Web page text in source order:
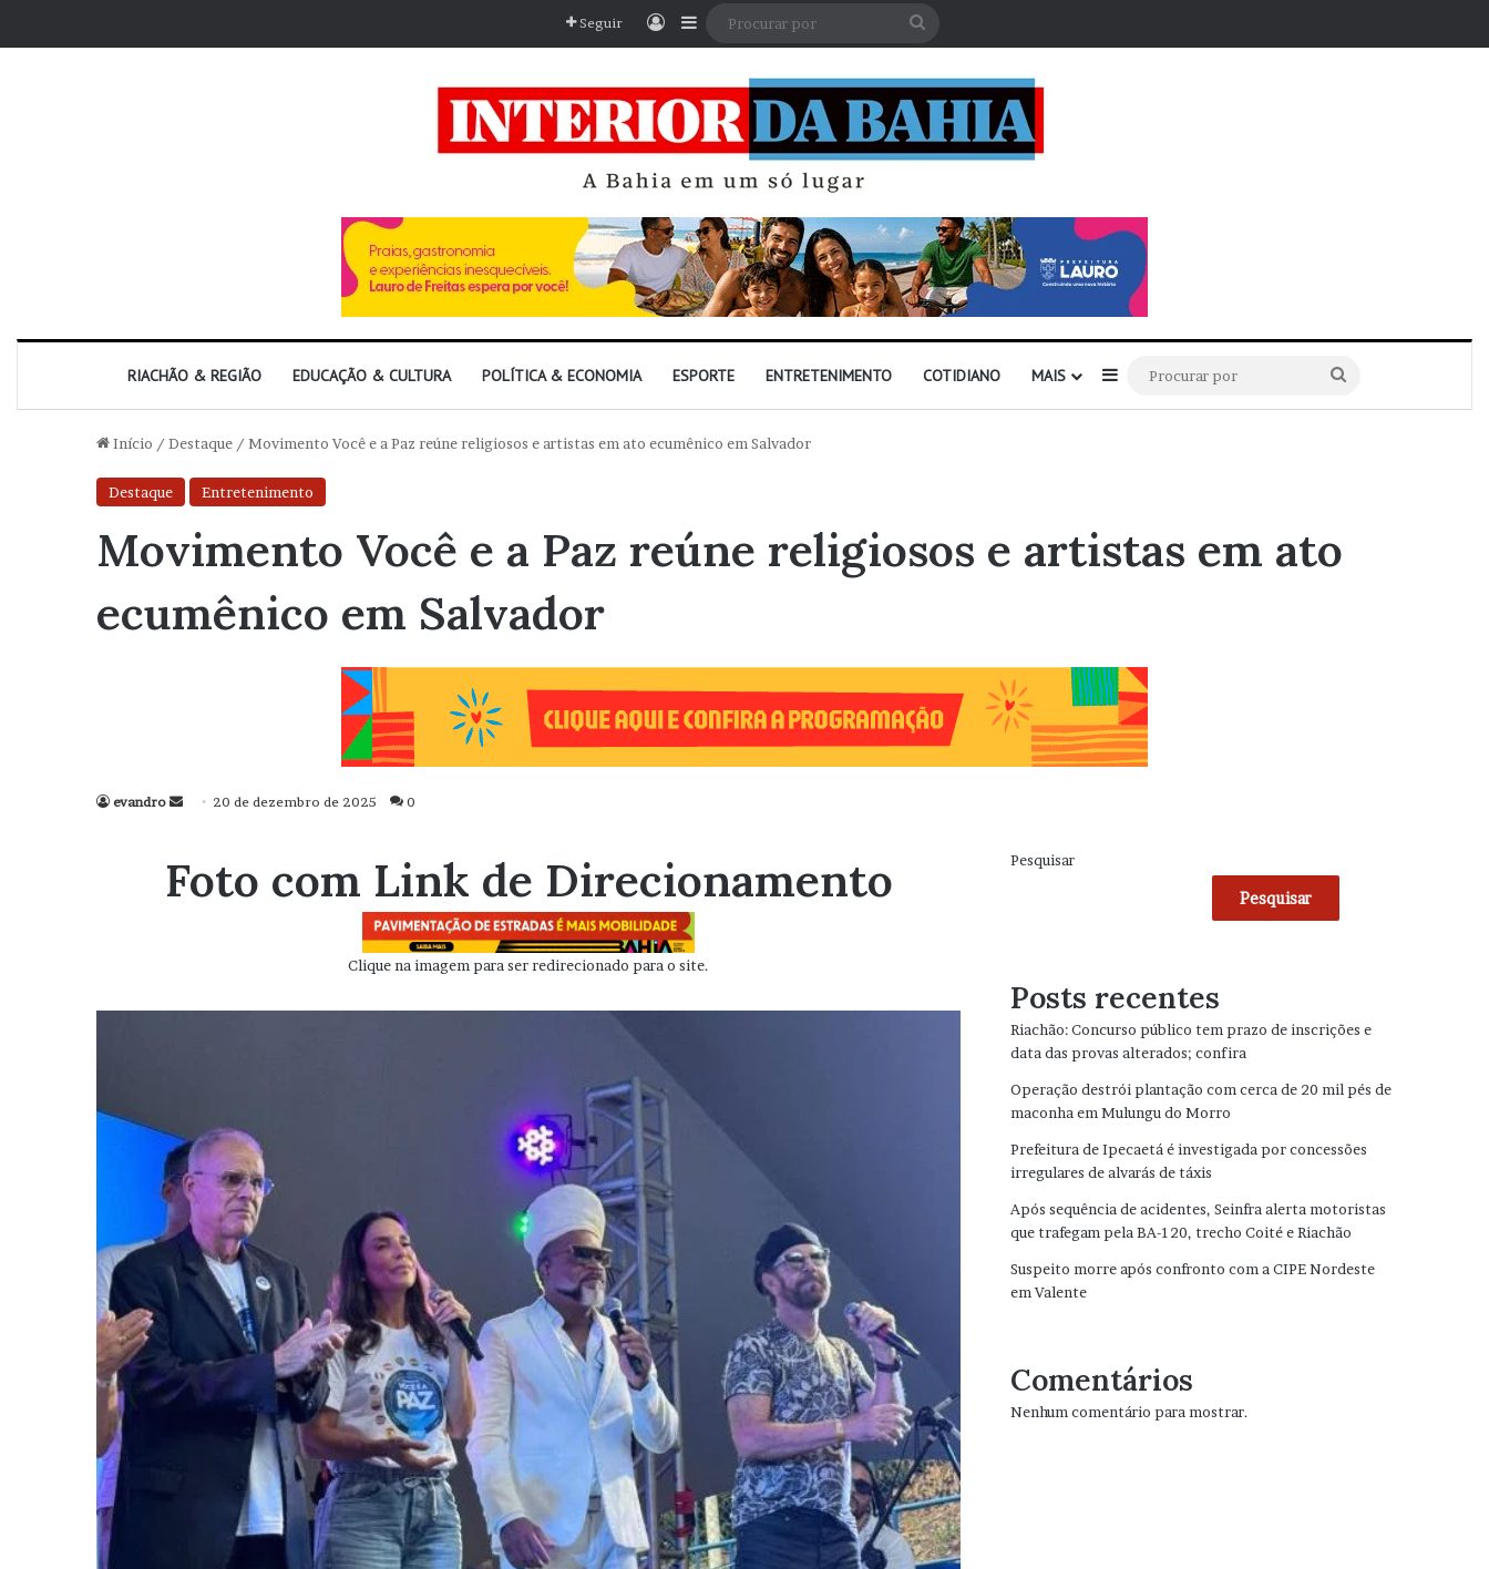
Seguir EntrarBarra Lateral
RIACHÃO & REGIÃO EDUCAÇÃO & CULTURA POLÍTICA & ECONOMIA ESPORTE ENTRETENIMENTO COTIDIANO MAIS Barra Lateral
por
Início / Destaque / Movimento Você e a Paz reúne religiosos e artistas em ato ecumênico em Salvador
Destaque Entretenimento
Movimento Você e a Paz reúne religiosos e artistas em ato
ecumênico em Salvador
evandro
Mande
mail
20 de dezembro de 2025 0
Foto com Link de Direcionamento
Clique na imagem para ser redirecionado para o site.
Pesquisar
Pesquisar
Posts recentes
Riachão: Concurso público tem prazo de inscrições e
data das provas alterados; confira
Operação destrói plantação com cerca de 20 mil pés de
maconha em Mulungu do Morro
Prefeitura de Ipecaetá é investigada por concessões
irregulares de alvarás de táxis
Após sequência de acidentes, Seinfra alerta motoristas
que trafegam pela BA-120, trecho Coité e Riachão
Suspeito morre após confronto com a CIPE Nordeste
em Valente
Comentários
Nenhum comentário para mostrar.